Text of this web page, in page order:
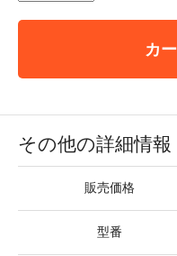
カ
その他の詳細情報
販売価格
型番